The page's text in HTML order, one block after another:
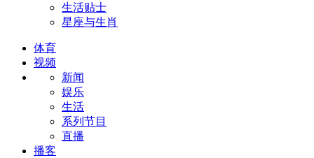
生活贴士
星座与生肖
体育
视频
新闻
娱乐
生活
系列节目
直播
播客